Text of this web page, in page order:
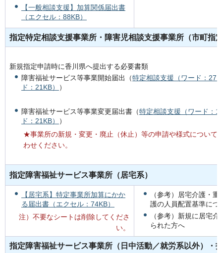
【一般相談支援】加算関係届出書
（エクセル：88KB）
指定特定相談支援事業所・障害児相談支援事業所（市町指
新規指定申請時に香川県へ提出する必要書類
障害福祉サービス等事業開始届出（特定相談支援（ワード：
ド：21KB）
）
障害福祉サービス等事業変更届出書（特定相談支援（ワード：
ド：21KB）
）
★事業所の新規・変更・廃止（休止）等の申請や様式について
わせください。
指定障害福祉サービス事業所（居宅系）
【居宅系】特定事業所加算にかか
る届出書（エクセル：74KB）
注）不要なシートは削除してくださ
い。
（参考）居宅介護・
護の人員配置基準につ
（参考）新規に居宅
られた方へ
指定障害福祉サービス事業所（日中活動／就労系以外）・